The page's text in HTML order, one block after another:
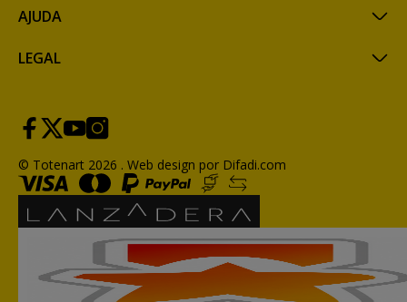
AJUDA
LEGAL
© Totenart 2026 . Web design por Difadi.com